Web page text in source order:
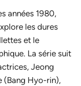
années 1980,
les dures
et le
La série suit
Jeong
(Bang Hyo-rin),